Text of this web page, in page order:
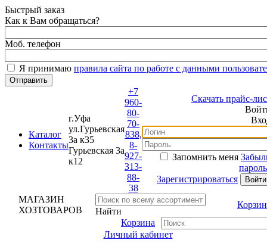
Быстрый заказ
Как к Вам обращаться?
Моб. телефон
Я принимаюправила сайта по работе с данными
Каталог
Контакты
г.Уфа
ул.Гурьевская
3а к35
Гурьевская 3а
к12
+7
960-
80-
70-
838,
8-
927-
313-
88-
38
Скачать прайс-лист
Войти
Вход
Запомнить меня Забыли
пароль?
Зарегистрироваться
МАГАЗИН
ХОЗТОВАРОВ
Найти
Корзина
Корзина
Личный кабинет